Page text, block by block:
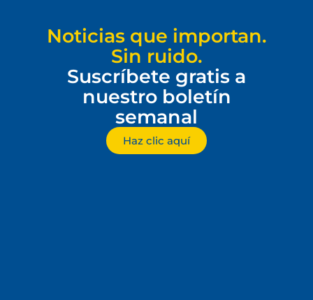
Noticias que importan.
Sin ruido.
Suscríbete gratis a
nuestro boletín
semanal
Haz clic aquí